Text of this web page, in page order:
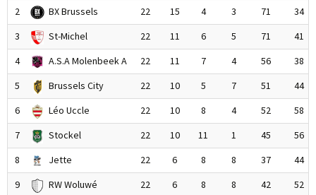
2
BX Brussels 22 15 4 3 71
34
3
St-Michel 22 11 6 5 71
41
4
A.S.A Molenbeek A 22 11 7 4 56
38
5
Brussels City 22 10 5 7 51
44
6
Léo Uccle 22 10 8 4 52
58
7
Stockel 22 10 11 1 45
56
8
Jette 22 6 8 8 37
44
9
RW Woluwé 22 6 8 8 42
52